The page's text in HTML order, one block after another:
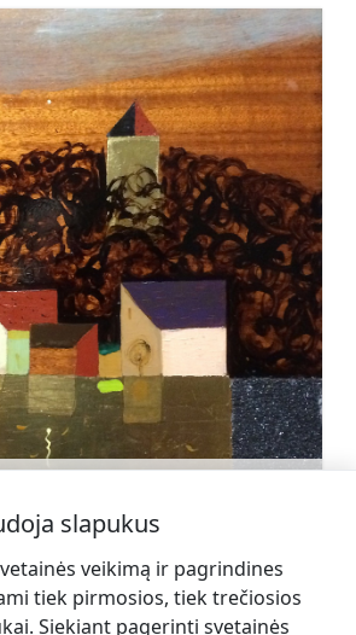
slapukus
veikimą ir pagrindines
tiek pirmosios, tiek trečiosios
Siekiant pagerinti svetainės